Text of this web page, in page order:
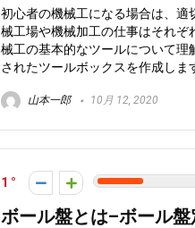
初心者の機械工になる場合は、
械工場や機械加工の仕事はそれ
械工の基本的なツールについて
されたツールボックスを作成しま
山本一郎 10月 12, 2020
1
ボール盤とは–ボール